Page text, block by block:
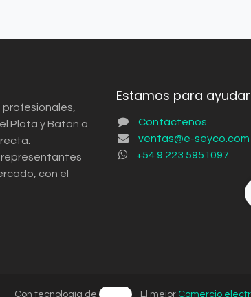
profesionales,
Plata y Batán a
representantes
con el
Estamos para
Contáctenos
ventas@e-seyco.com
+54 9 223 5951097
Con tecnología de - El mejor Comercio